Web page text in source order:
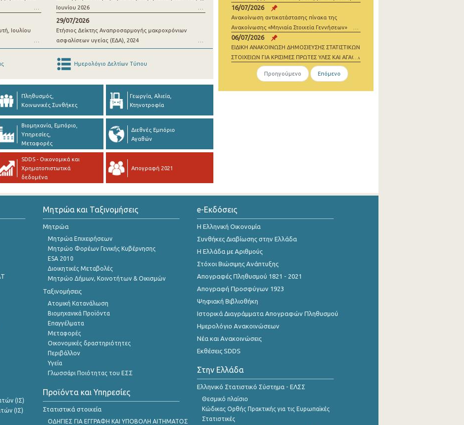
Ιουλίου
Ιουνίου 2026
29/07/2026
Ετήσιος Δείκτης Αναπροσαρμογής μακροχρόνιων
ασφαλίσεων υγείας (ΕΔΑ), 2024
Ημερολόγιο Δελτίων Τύπου
Πληθυσμός,
Κοινωνικές Συνθήκες
Γεωργία, Αλιεία,
Κτηνοτροφία
Βιομηχανία, Εμπόριο,
Υπηρεσίες,
Μεταφορές
Διεθνές Εμπόριο
Αγαθών
SDDS - Οικονομικά και
Χρηματοπιστωτικά
δεδομένα
Απογραφή 2021
μίσθωσης
16/07/2026
Ανακοίνωση αντικατάστασης πίνακα της
Ανακοίνωσης «Μηνιαία Στοιχεία Γεννήσεων»
06/07/2026
ΕΙΔΙΚΗ ΑΝΑΚΟΙΝΩΣΗ ΔΗΜΟΣΙΕΥΣΗΣ ΣΤΑΤΙΣΤΙΚΩΝ
ΣΤΟΙΧΕΙΩΝ ΓΙΑ ΚΡΙΣΙΜΕΣ ΠΡΩΤΕΣ ΥΛΕΣ ΚΑΙ ΑΓΑΘΑ
ΜΗΔΕΝΙΚΩΝ ΕΚΠΟΜΠΩΝ 2021-2023
Προηγούμενο
Επόμενο
(ΙΣ)
(ΙΣ)
Μητρώα και Ταξινομήσεις
Μητρώα
Μητρώα Επιχειρήσεων
Μητρώο Φορέων Γενικής Κυβέρνησης
ESA 2010
Διοικητικές Μεταβολές
Μητρώο Δήμων, Κοινοτήτων & Οικισμών
Ταξινομήσεις
Ατομική Κατανάλωση
Βιομηχανικά Προϊόντα
Επαγγέλματα
Μεταφορές
Οικονομικές δραστηριότητες
Περιβάλλον
Υγεία
Γλωσσάρι Ποιότητας του ΕΣΣ
Προϊόντα και Υπηρεσίες
Στατιστικά στοιχεία
ΟΔΗΓΙΕΣ ΓΙΑ ΕΓΓΡΑΦΗ ΚΑΙ ΥΠΟΒΟΛΗ ΑΙΤΗΜΑΤΟΣ
e-Εκδόσεις
Η Ελληνική Οικονομία
Συνθήκες Διαβίωσης στην Ελλάδα
Η Ελλάδα με Αριθμούς
Στόχοι Βιώσιμης Ανάπτυξης
Απογραφές Πληθυσμού 1821 - 2021
Απογραφή Προσφύγων 1923
Ψηφιακή Βιβλιοθήκη
Ιστορικά Διαγράμματα Απογραφών Πληθυσμού
Ημερολόγιο Ανακοινώσεων
Νέα και Ανακοινώσεις
Εκθέσεις SDDS
Στην Ελλάδα
Ελληνικό Στατιστικό Σύστημα - ΕΛΣΣ
Θεσμικό πλαίσιο
Κώδικας Ορθής Πρακτικής για τις Ευρωπαϊκές
Στατιστικές